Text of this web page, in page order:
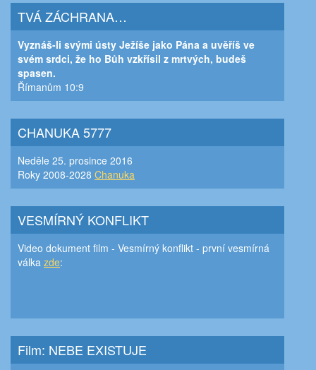
TVÁ ZÁCHRANA…
Vyznáš-li svými ústy Ježíše jako Pána a uvěříš ve
svém srdci, že ho Bůh vzkřísil z mrtvých, budeš
spasen.
Římanům 10:9
CHANUKA 5777
Neděle 25. prosince 2016
Roky 2008-2028 Chanuka
VESMÍRNÝ KONFLIKT
Video dokument film - Vesmírný konflikt - první vesmírná
válka zde:
Film: NEBE EXISTUJE